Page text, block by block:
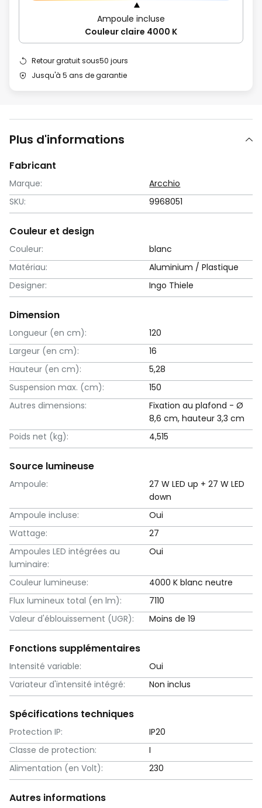
Ampoule incluse
Couleur claire 4000 K
Retour gratuit sous50 jours
Jusqu'à 5 ans de garantie
Plus d'informations
Fabricant
Marque:
Arcchio
SKU:
9968051
Couleur et design
Couleur:
blanc
Matériau:
Aluminium / Plastique
Designer:
Ingo Thiele
Dimension
Longueur (en cm):
120
Largeur (en cm):
16
Hauteur (en cm):
5,28
Suspension max. (cm):
150
Autres dimensions:
Fixation au plafond - Ø
8,6 cm, hauteur 3,3 cm
Poids net (kg):
4,515
Source lumineuse
Ampoule:
27 W LED up + 27 W LED
down
Ampoule incluse:
Oui
Wattage:
27
Ampoules LED intégrées au
luminaire:
Oui
Couleur lumineuse:
4000 K blanc neutre
Flux lumineux total (en lm):
7110
Valeur d'éblouissement (UGR):
Moins de 19
Fonctions supplémentaires
Intensité variable:
Oui
Variateur d'intensité intégré:
Non inclus
Spécifications techniques
Protection IP:
IP20
Classe de protection:
I
Alimentation (en Volt):
230
Autres informations